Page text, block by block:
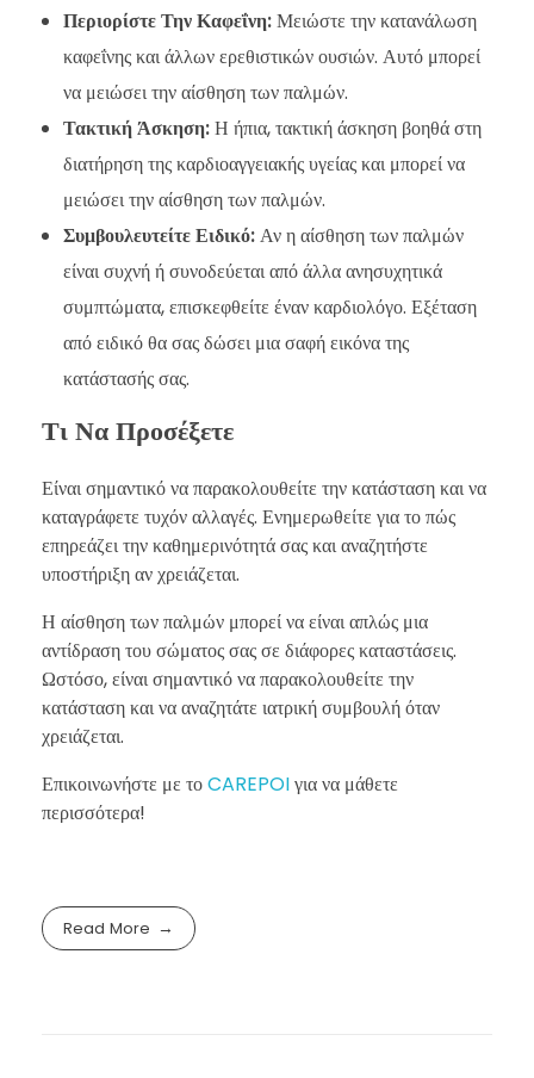
Περιορίστε Την Καφεΐνη:Μειώστε την κατανάλωση
καφεΐνης και άλλων ερεθιστικών ουσιών. Αυτό μπορεί
να μειώσει την αίσθηση των παλμών.
Τακτική Άσκηση:Η ήπια, τακτική άσκηση βοηθά στη
διατήρηση της καρδιοαγγειακής υγείας και μπορεί να
μειώσει την αίσθηση των παλμών.
Συμβουλευτείτε Ειδικό:Αν η αίσθηση των παλμών
είναι συχνή ή συνοδεύεται από άλλα ανησυχητικά
συμπτώματα, επισκεφθείτε έναν καρδιολόγο. Εξέταση
από ειδικό θα σας δώσει μια σαφή εικόνα της
κατάστασής σας.
Τι Να Προσέξετε
Είναι σημαντικό να παρακολουθείτε την κατάσταση και να
καταγράφετε τυχόν αλλαγές. Ενημερωθείτε για το πώς
επηρεάζει την καθημερινότητά σας και αναζητήστε
υποστήριξη αν χρειάζεται.
Η αίσθηση των παλμών μπορεί να είναι απλώς μια
αντίδραση του σώματος σας σε διάφορες καταστάσεις.
Ωστόσο, είναι σημαντικό να παρακολουθείτε την
κατάσταση και να αναζητάτε ιατρική συμβουλή όταν
χρειάζεται.
Επικοινωνήστε με τοCAREPOIγια να μάθετε
περισσότερα!
Read More